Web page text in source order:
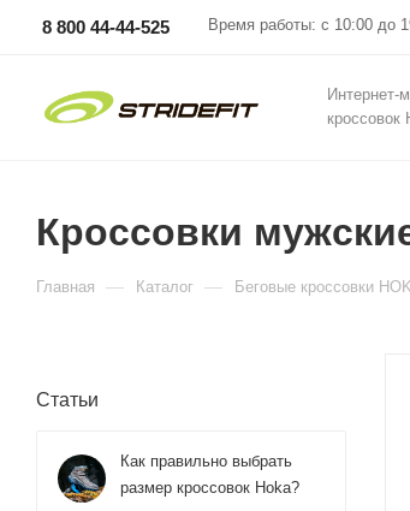
8 800 44-44-525 Время работы: с 10:00 до
Интернет-
кроссовок
Кроссовки
Главная — Каталог — Беговые кроссовки
Статьи
Как правильно выбрать
размер кроссовок Hoka?